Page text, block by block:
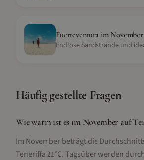
Fuerteventura im November
Häufig gestellte Fragen
Wie warm ist es im November auf
Im November beträgt die
Teneriffa 21°C. Tagsüber werden